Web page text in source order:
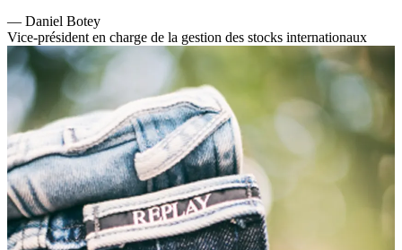
— Daniel Botey
Vice-président en charge de la gestion des stocks internationaux